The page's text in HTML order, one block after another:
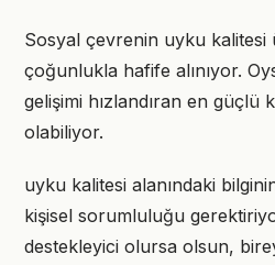
Sosyal çevrenin uyku kalitesi
çoğunlukla hafife alınıyor.
gelişimi hızlandıran en güçlü
olabiliyor.
uyku kalitesi alanındaki
kişisel sorumluluğu
destekleyici olursa olsun,